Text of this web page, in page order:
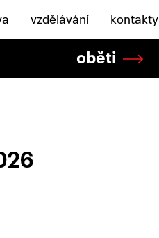
vzdělávání kontakty
oběti